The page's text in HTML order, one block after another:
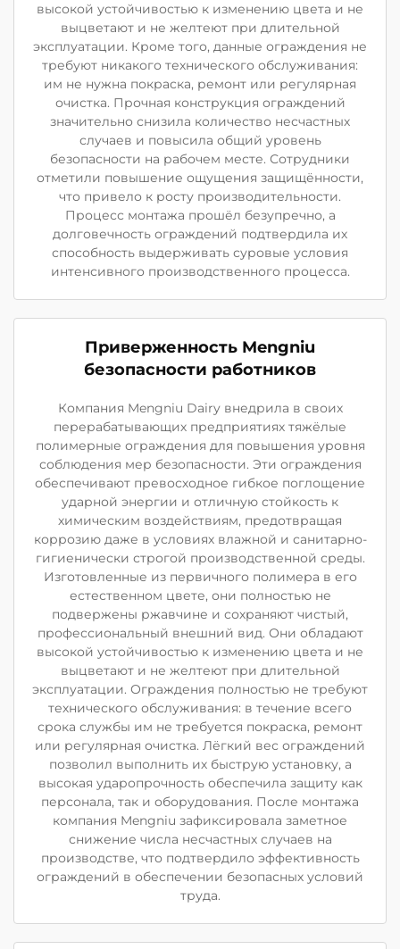
высокой устойчивостью к изменению цвета и не
выцветают и не желтеют при длительной
эксплуатации. Кроме того, данные ограждения не
требуют никакого технического обслуживания:
им не нужна покраска, ремонт или регулярная
очистка. Прочная конструкция ограждений
значительно снизила количество несчастных
случаев и повысила общий уровень
безопасности на рабочем месте. Сотрудники
отметили повышение ощущения защищённости,
что привело к росту производительности.
Процесс монтажа прошёл безупречно, а
долговечность ограждений подтвердила их
способность выдерживать суровые условия
интенсивного производственного процесса.
Приверженность Mengniu
безопасности работников
Компания Mengniu Dairy внедрила в своих
перерабатывающих предприятиях тяжёлые
полимерные ограждения для повышения уровня
соблюдения мер безопасности. Эти ограждения
обеспечивают превосходное гибкое поглощение
ударной энергии и отличную стойкость к
химическим воздействиям, предотвращая
коррозию даже в условиях влажной и санитарно-
гигиенически строгой производственной среды.
Изготовленные из первичного полимера в его
естественном цвете, они полностью не
подвержены ржавчине и сохраняют чистый,
профессиональный внешний вид. Они обладают
высокой устойчивостью к изменению цвета и не
выцветают и не желтеют при длительной
эксплуатации. Ограждения полностью не требуют
технического обслуживания: в течение всего
срока службы им не требуется покраска, ремонт
или регулярная очистка. Лёгкий вес ограждений
позволил выполнить их быструю установку, а
высокая ударопрочность обеспечила защиту как
персонала, так и оборудования. После монтажа
компания Mengniu зафиксировала заметное
снижение числа несчастных случаев на
производстве, что подтвердило эффективность
ограждений в обеспечении безопасных условий
труда.